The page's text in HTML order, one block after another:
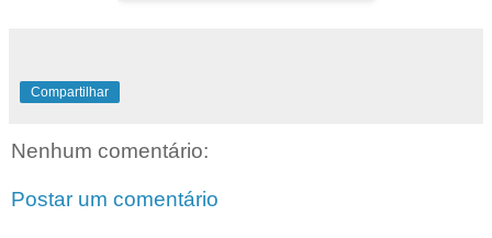
Compartilhar
Nenhum comentário:
Postar um comentário